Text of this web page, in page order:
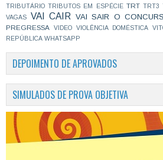
TRIBUTÁRIO TRIBUTOS EM ESPÉCIE TRT TRT3
VAGAS
VAI CAIR VAI SAIR O
PREGRESSA
VIDEO VIOLÊNCIA DOMÉSTICA
REPÚBLICA WHATSAPP
DEPOIMENTO DE APROVADOS
SIMULADOS DE PROVA OBJETIVA